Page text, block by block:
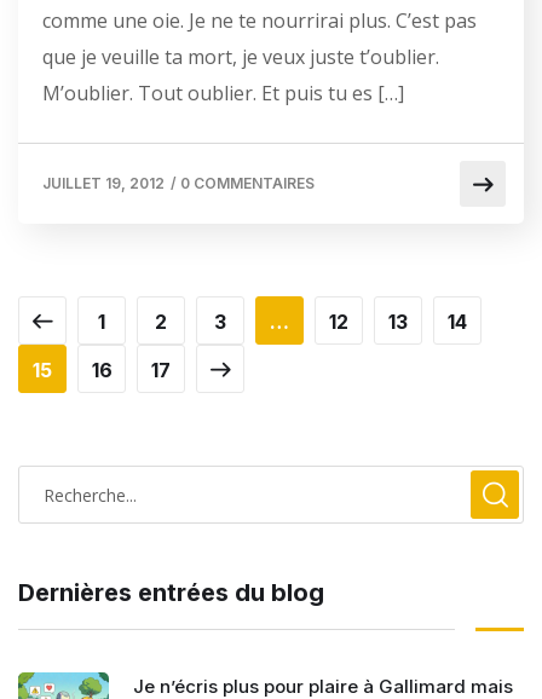
comme une oie. Je ne te nourrirai plus. C’est pas
que je veuille ta mort, je veux juste t’oublier.
M’oublier. Tout oublier. Et puis tu es […]
JUILLET 19, 2012 / 0 COMMENTAIRES
1 2 3 … 12 13
14
15
16 17
Dernières entrées du blog
Je n’écris plus pour plaire à Gallimard mais